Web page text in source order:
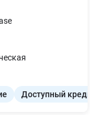
Доступный